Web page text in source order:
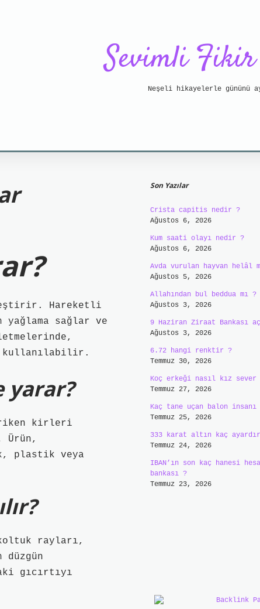
Sevimli Fikir
Neşeli hikayelerle gününü
Hareketli
yağlama sağlar ve
kullanılabilir.
yarar?
kirleri
plastik veya
rayları,
düzgün
gıcırtıyı
Son Yazılar
Crista capitis nedir ?
Ağustos 6, 2026
Kum saati olayı nedir ?
Ağustos 6, 2026
Avda vurulan hayvan helâl
Ağustos 5, 2026
Allahından bul beddua mı ?
Ağustos 3, 2026
9 Haziran Ziraat Bankası
Ağustos 3, 2026
6.72 hangi renktir ?
Temmuz 30, 2026
Koç erkeği nasıl kız sever
Temmuz 27, 2026
Kaç tane uçan balon
Temmuz 25, 2026
333 karat altın kaç
Temmuz 24, 2026
IBAN’ın son kaç hanesi
bankası ?
Temmuz 23, 2026